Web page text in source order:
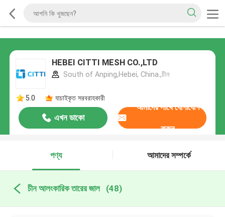
HEBEI CITTI MESH CO.,LTD
South of Anping,Hebei, China.,চীন
5.0 যাচাইকৃত সরবরাহকারী
এখন ডাকো
আমাদের সাথে যোগাযোগ
করুন
পণ্য আমাদের সম্পর্কে
চীন আলংকারিক তারের জাল (48)